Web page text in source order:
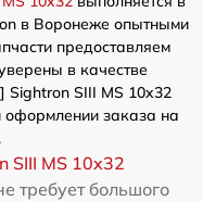
в Воронеже опытными
предоставляем
в качестве
Sightron SIII MS 10x32
оформлении заказа на
SIII MS 10x32
требует большого